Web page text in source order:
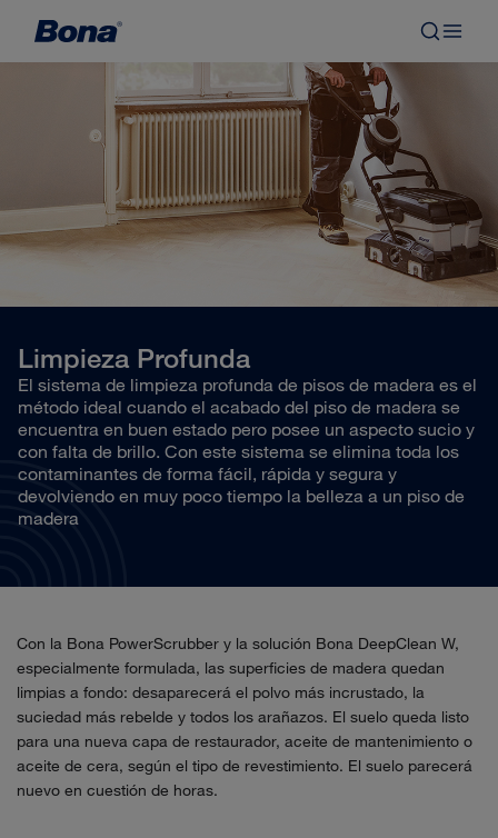
Limpieza Profunda
El sistema de limpieza profunda de pisos de madera es el
método ideal cuando el acabado del piso de madera se
encuentra en buen estado pero posee un aspecto sucio y
con falta de brillo. Con este sistema se elimina toda los
contaminantes de forma fácil, rápida y segura y
devolviendo en muy poco tiempo la belleza a un piso de
madera
Con la Bona PowerScrubber y la solución Bona DeepClean W,
especialmente formulada, las superficies de madera quedan
limpias a fondo: desaparecerá el polvo más incrustado, la
suciedad más rebelde y todos los arañazos. El suelo queda listo
para una nueva capa de restaurador, aceite de mantenimiento o
aceite de cera, según el tipo de revestimiento. El suelo parecerá
nuevo en cuestión de horas.